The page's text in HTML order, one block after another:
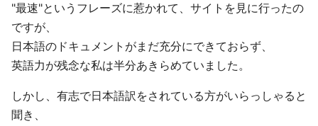
"最速"というフレーズに惹かれて、サイトを見に行ったの
ですが、
日本語のドキュメントがまだ充分にできておらず、
英語力が残念な私は半分あきらめていました。
しかし、有志で日本語訳をされている方がいらっしゃると
聞き、